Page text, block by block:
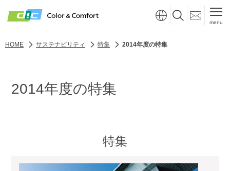
menu
HOME サステナビリティ 特集 2014年度の特集
2014年度の特集
特集